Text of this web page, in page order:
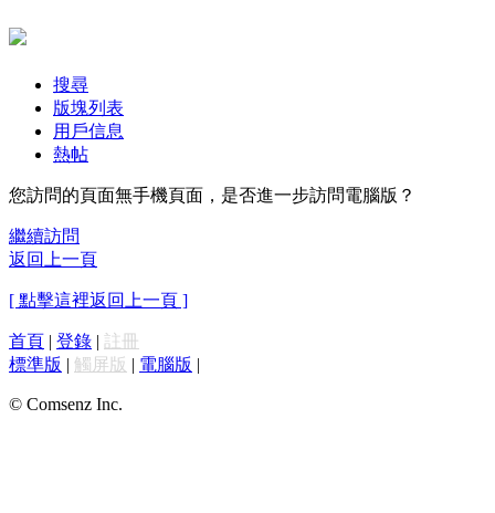
搜尋
版塊列表
用戶信息
熱帖
您訪問的頁面無手機頁面，是否進一步訪問電腦版？
繼續訪問
返回上一頁
[ 點擊這裡返回上一頁 ]
首頁 | 登錄 | 註冊
標準版 | 觸屏版 | 電腦版 |
© Comsenz Inc.